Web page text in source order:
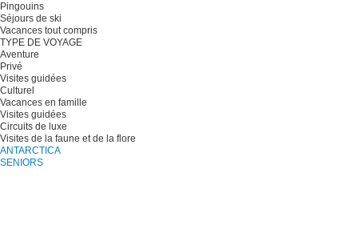
Pingouins
Séjours de ski
Vacances tout compris
TYPE DE VOYAGE
Aventure
Privé
Visites guidées
Culturel
Vacances en famille
Visites guidées
Circuits de luxe
Visites de la faune et de la flore
ANTARCTICA
SENIORS